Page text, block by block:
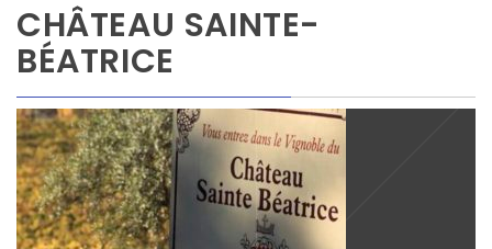
CHÂTEAU SAINTE-
BÉATRICE